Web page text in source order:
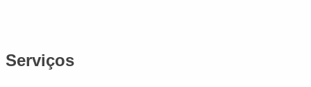
Serviços